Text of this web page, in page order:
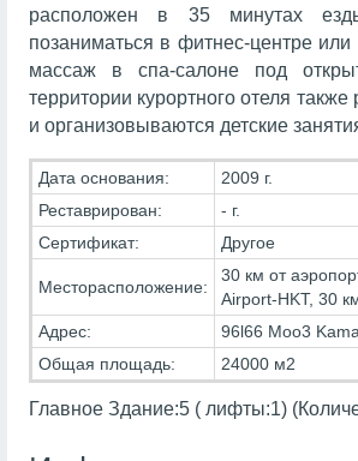
расположен в 35 минутах
позаниматься в фитнес-центре или
массаж в спа-салоне под
территории курортного отеля также
и организовываются детские
Дата основания:
2009 г.
Реставрирован:
- г.
Сертификат:
Другое
Месторасположение:
30 км от
Airport-HKT, 30
Адрес:
96l66 Moo3
Общая площадь:
24000 м2
Главное Здание:5 ( лифты:1)